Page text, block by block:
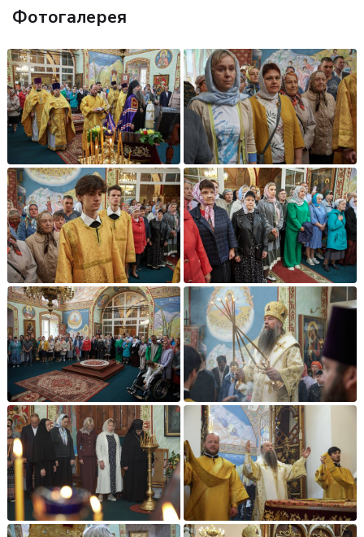
Фотогалерея